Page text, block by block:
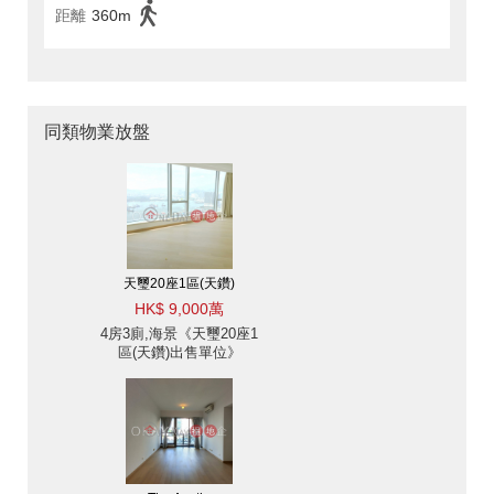
距離 360m
同類物業放盤
天璽20座1區(天鑽)
HK$ 9,000萬
4房3廁,海景《天璽20座1
區(天鑽)出售單位》